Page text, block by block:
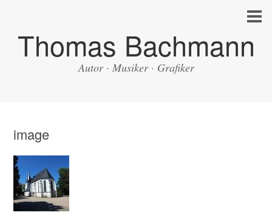
Thomas Bachmann
Autor · Musiker · Grafiker
image